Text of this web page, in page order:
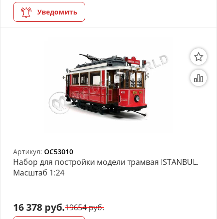
Уведомить
Артикул: OC53010
Набор для постройки модели трамвая ISTANBUL.
Масштаб 1:24
16 378 руб.19654 руб.